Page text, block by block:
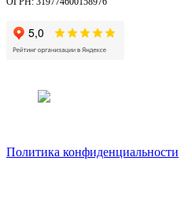
Политика конфиденциальности